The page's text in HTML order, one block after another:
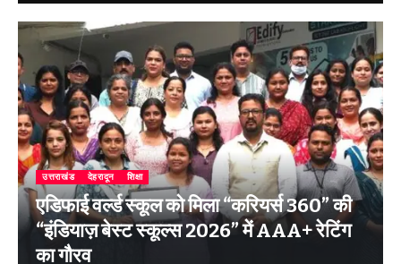
उत्तराखंड देहरादून शिक्षा
एडिफाई वर्ल्ड स्कूल को मिला “करियर्स 360” की
“इंडियाज़ बेस्ट स्कूल्स 2026” में AAA+ रेटिंग
का गौरव